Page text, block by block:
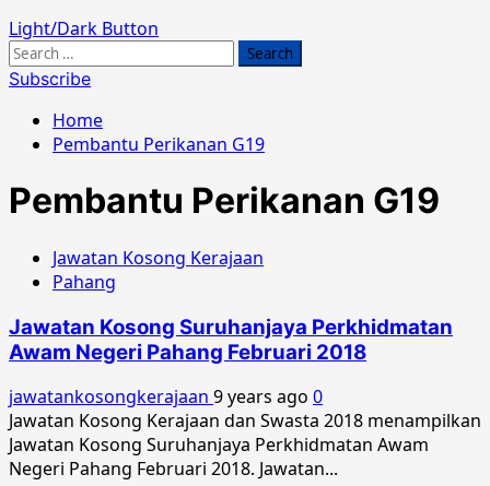
Primary
Menu
Light/Dark Button
Search
for:
Subscribe
Home
Pembantu Perikanan G19
Pembantu Perikanan G19
Jawatan Kosong Kerajaan
Pahang
Jawatan Kosong Suruhanjaya Perkhidmatan
Awam Negeri Pahang Februari 2018
jawatankosongkerajaan 9 years ago 0
Jawatan Kosong Kerajaan dan Swasta 2018 menampilkan
Jawatan Kosong Suruhanjaya Perkhidmatan Awam
Negeri Pahang Februari 2018. Jawatan...